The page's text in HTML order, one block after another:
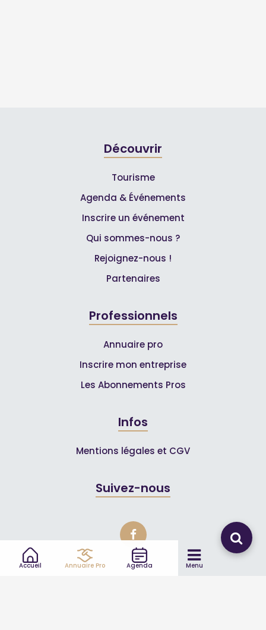
Accueil Annuaire Pro Agenda Menu
Découvrir
Tourisme
Agenda & Événements
Inscrire un événement
Qui sommes-nous ?
Rejoignez-nous !
Partenaires
Professionnels
Annuaire pro
Inscrire mon entreprise
Les Abonnements Pros
Infos
Mentions légales et CGV
Suivez-nous